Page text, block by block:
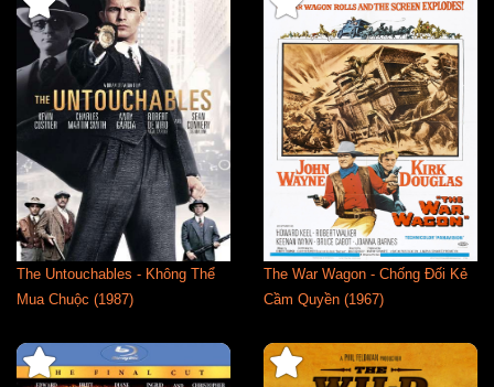
The Untouchables - Không Thể
Mua Chuộc (1987)
The War Wagon - Chống Đối Kẻ
Cầm Quyền (1967)